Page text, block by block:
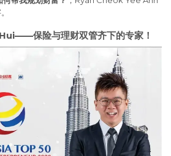
保险与理财双管齐下的专家！